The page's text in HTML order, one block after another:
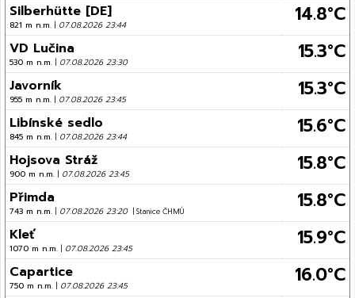
Silberhütte [DE]
821 m n.m. | 07.08.2026 23:44 14.8°C
VD Lučina
530 m n.m. | 07.08.2026 23:30 15.3°C
Javorník
955 m n.m. | 07.08.2026 23:45 15.3°C
Libínské sedlo
845 m n.m. | 07.08.2026 23:44 15.6°C
Hojsova Stráž
900 m n.m. | 07.08.2026 23:45 15.8°C
Přimda
743 m n.m. | 07.08.2026 23:20 | Stanice ČHMÚ 15.8°C
Kleť
1070 m n.m. | 07.08.2026 23:45 15.9°C
Capartice
750 m n.m. | 07.08.2026 23:45 16.0°C